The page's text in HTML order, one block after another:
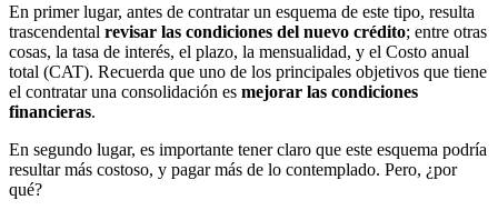
En primer lugar, antes de contratar un esquema de este tipo, resulta
trascendental revisar las condiciones del nuevo crédito; entre otras
cosas, la tasa de interés, el plazo, la mensualidad, y el Costo anual
total (CAT). Recuerda que uno de los principales objetivos que tiene
el contratar una consolidación es mejorar las condiciones
financieras.
En segundo lugar, es importante tener claro que este esquema podría
resultar más costoso, y pagar más de lo contemplado. Pero, ¿por
qué?